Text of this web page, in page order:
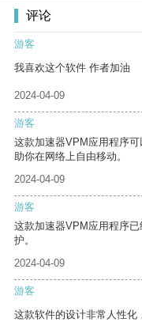
评论
游客
我喜欢这个软件 作者加油
2024-04-09
游客
这款加速器VPM应用程序
助你在网络上自由移动。
2024-04-09
游客
这款加速器VPM应用程序
护。
2024-04-09
游客
这款软件的设计非常人性化